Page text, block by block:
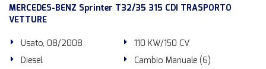
MERCEDES-BENZ Sprinter T32/35 315 CDI TRASPORTO
VETTURE
Usato, 08/2008
110 KW/150 CV
Diesel
Cambio Manuale (6)